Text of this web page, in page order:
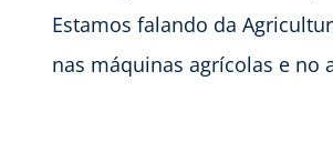
Estamos falando da
nas máquinas agrícolas e no